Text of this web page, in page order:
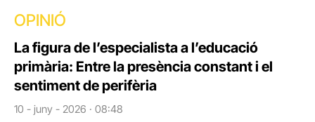
OPINIÓ
La figura de l’especialista a l’educació
primària: Entre la presència constant i el
sentiment de perifèria
10 - juny - 2026 · 08:48